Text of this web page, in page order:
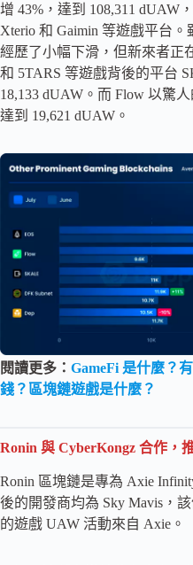
增 43%，達到 108,311 dUAW
Xterio 和 Gaimin 等遊戲平台
經歷了小幅下滑，但新來者正
和 5TARS 等遊戲背後的平台
18,133 dUAW。而 Flow 以驚
達到 19,621 dUAW。
閱讀更多： GameFi 是什麼？
錢？區塊鏈遊戲是什麼？
Ronin 與 Cyber​​Kongz 合作，
Ronin 區塊鏈是專為 Axie
後的開發商均為 Sky Mavis，
的遊戲 UAW 活動來自 Axie。